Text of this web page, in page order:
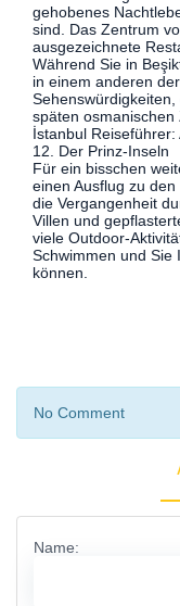
gehobenes
sind. Das Zentrum
ausgezeichnete
Während Sie in
in einem anderen
späten osmanischen
İstanbul
12. Der Prinz-Inseln
Für ein bisschen
einen Ausflug zu
die Vergangenheit
Villen und
viele Outdoor-
Schwimmen und Sie
können.
No Comment
Name: